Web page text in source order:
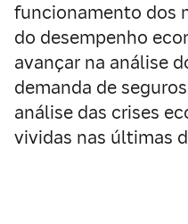
funcionamento dos
do desempenho
avançar na análise
demanda de
análise das crises
vividas nas últimas